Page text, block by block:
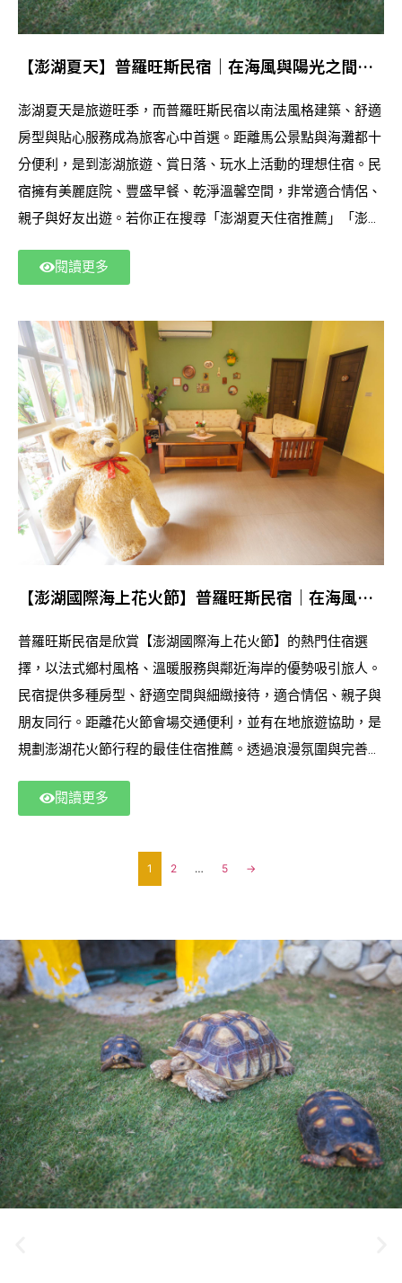
【澎湖夏天】普羅旺斯民宿｜在海風與陽光之間，
澎湖夏天是旅遊旺季，而普羅旺斯民宿以南法風格建築、舒適
房型與貼心服務成為旅客心中首選。距離馬公景點與海灘都十
分便利，是到澎湖旅遊、賞日落、玩水上活動的理想住宿。民
宿擁有美麗庭院、豐盛早餐、乾淨溫馨空間，非常適合情侶、
親子與好友出遊。若你正在搜尋「澎湖夏天住宿推薦」「澎湖
入住的選擇。
閱讀更多
【澎湖國際海上花火節】普羅旺斯民宿｜在海風與
普羅旺斯民宿是欣賞【澎湖國際海上花火節】的熱門住宿選
擇，以法式鄉村風格、溫暖服務與鄰近海岸的優勢吸引旅人。
民宿提供多種房型、舒適空間與細緻接待，適合情侶、親子與
朋友同行。距離花火節會場交通便利，並有在地旅遊協助，是
規劃澎湖花火節行程的最佳住宿推薦。透過浪漫氛圍與完善服
閱讀更多
1 2 … 5 →